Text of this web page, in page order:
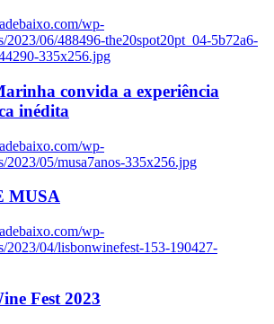
wp-
2023/06/488496-the20spot20pt_04-5b72a6-
335x256.jpg
convida a experiência
inédita
wp-
2023/05/musa7anos-335x256.jpg
MUSA
wp-
2023/04/lisbonwinefest-153-190427-
Fest 2023